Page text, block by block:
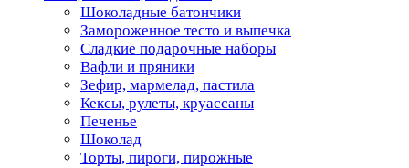
Шоколадные батончики
Замороженное тесто и выпечка
Сладкие подарочные наборы
Вафли и пряники
Зефир, мармелад, пастила
Кексы, рулеты, круассаны
Печенье
Шоколад
Торты, пироги, пирожные